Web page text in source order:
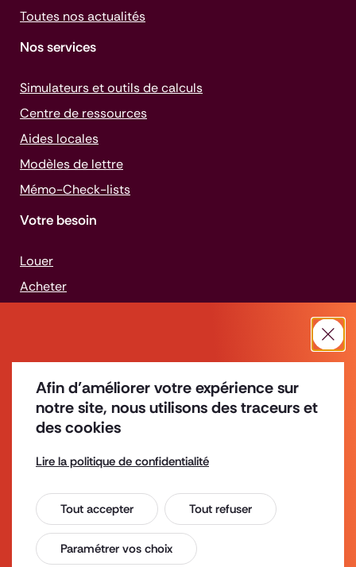
Afin d’améliorer votre expérience sur
notre site, nous utilisons des traceurs et
des cookies
Lire la politique de confidentialité
Tout accepter Tout refuser
Paramétrer vos choix
L’accès aux locaux de l’agence
de Strasbourg s’effectue
depuis le n° 46 de la rue du
Jeu-des-Enfants pendant la
chaussée du bâtiment.
Plan d'accès
Toutes nos actualités
Nos services
Simulateurs et outils de calculs
Centre de ressources
Aides locales
Modèles de lettre
Mémo-Check-lists
Votre besoin
Louer
Acheter
Gérer un bien
Faire face aux difficultés
Enquête de satisfaction
Espace Presse
Contact
Mentions légales
Accessibilité : non conforme